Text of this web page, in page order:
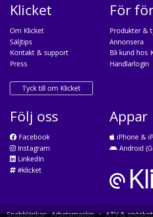
Klicket
Om Klicket
Säljtips
Kontakt & support
Press
Tyck till om Klicket
För
Produkter &
Annonsera
Bli kund hos
Handlarlogin
Följ oss
Facebook
Instagram
LinkedIn
#klicket
Appar
iPhone &
Android
Snabblänkar: Arbetsmaskin • ATV &